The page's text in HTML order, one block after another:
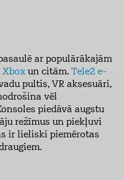
ar populārākajām
Xbox un citām. Tele2 e-
pultis, VR aksesuāri,
vēl
piedāvā augstu
režīmus un piekļuvi
ir lieliski piemērotas